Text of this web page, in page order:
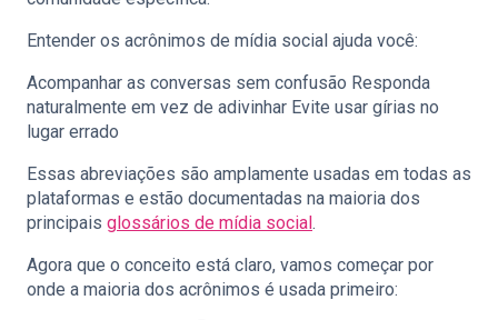
Entender os acrônimos de mídia social ajuda você:
Acompanhar as conversas sem confusão Responda
naturalmente em vez de adivinhar Evite usar gírias no
lugar errado
Essas abreviações são amplamente usadas em todas as
plataformas e estão documentadas na maioria dos
principais glossários de mídia social.
Agora que o conceito está claro, vamos começar por
onde a maioria dos acrônimos é usada primeiro: